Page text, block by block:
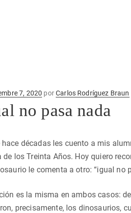
7, 2020 porCarlos Rodríguez Braun
no pasa nada
hace décadas les cuento a mis
de los Treinta Años. Hoy quiero
le comenta a otro: “igual no
es la misma en ambos casos:
precisamente, los dinosaurios,